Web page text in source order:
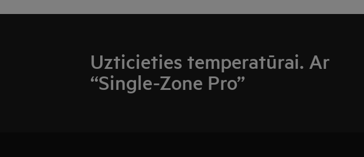
Uzticieties temperatūrai. Ar
“Single-Zone Pro”